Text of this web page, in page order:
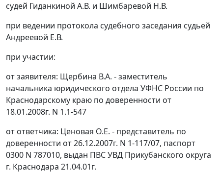
судей Гиданкиной А.В. и Шимбаревой Н.В.
при ведении протокола судебного заседания судьей
Андреевой Е.В.
при участии:
от заявителя: Щербина В.А. - заместитель
начальника юридического отдела УФНС России по
Краснодарскому краю по доверенности от
18.01.2008г. N 1.1-547
от ответчика: Ценовая О.Е. - представитель по
доверенности от 26.12.2007г. N 1-117/07, паспорт
0300 N 787010, выдан ПВС УВД Прикубанского округа
г. Краснодара 21.04.01г.